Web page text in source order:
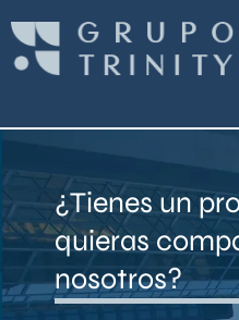
contenido
¿Tienes un
quieras
nosotros?